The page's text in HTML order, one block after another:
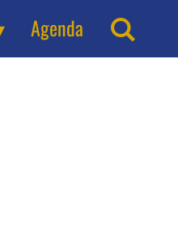
Agenda